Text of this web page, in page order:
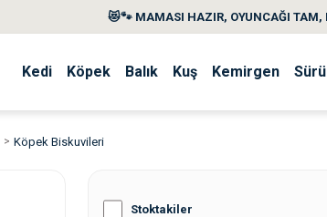
😻🐾 MAMASI HAZIR, OYUNCAĞI TAM,
Kedi Köpek Balık Kuş Kemirgen
Köpek Biskuvileri
Stoktakiler